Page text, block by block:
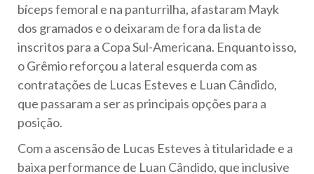
bíceps femoral e na panturrilha, afastaram Mayk
dos gramados e o deixaram de fora da lista de
inscritos para a Copa Sul-Americana. Enquanto isso,
o Grêmio reforçou a lateral esquerda com as
contratações de Lucas Esteves e Luan Cândido,
que passaram a ser as principais opções para a
posição.
Com a ascensão de Lucas Esteves à titularidade e a
baixa performance de Luan Cândido, que inclusive